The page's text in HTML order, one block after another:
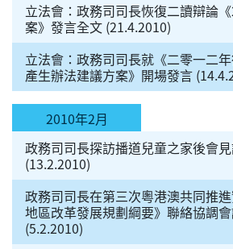
立法會：政務司司長恢復二讀辯論
案》發言全文 (21.4.2010)
立法會：政務司司長就《二零一二
產生辦法建議方案》開場發言
2010年2月
政務司司長探訪播道兒童之家後會
(13.2.2010)
政務司司長在第三次粵港澳共同推
地區改革發展規劃綱要》聯絡協調
(5.2.2010)